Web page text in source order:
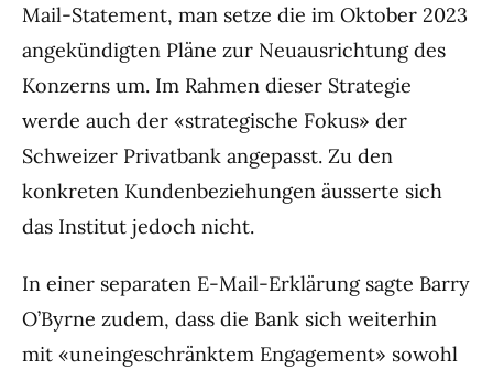
Mail-Statement, man setze die im Oktober 2023
angekündigten Pläne zur Neuausrichtung des
Konzerns um. Im Rahmen dieser Strategie
werde auch der «strategische Fokus» der
Schweizer Privatbank angepasst. Zu den
konkreten Kundenbeziehungen äusserte sich
das Institut jedoch nicht.
In einer separaten E-Mail-Erklärung sagte Barry
O’Byrne zudem, dass die Bank sich weiterhin
mit «uneingeschränktem Engagement» sowohl